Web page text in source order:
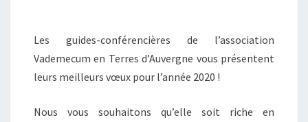
Les guides-conférencières de l’association
Vademecum en Terres d’Auvergne vous présentent
leurs meilleurs vœux pour l’année 2020 !
Nous vous souhaitons qu’elle soit riche en